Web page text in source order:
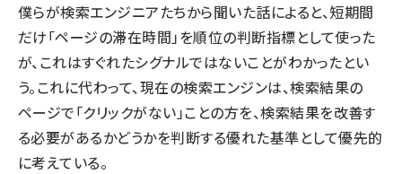
僕らが検索エンジニアたちから聞いた話によると、短期間
だけ「ページの滞在時間」を順位の判断指標として使った
が、これはすぐれたシグナルではないことがわかったとい
う。これに代わって、現在の検索エンジンは、検索結果の
ページで「クリックがない」ことの方を、検索結果を改善す
る必要があるかどうかを判断する優れた基準として優先的
に考えている。